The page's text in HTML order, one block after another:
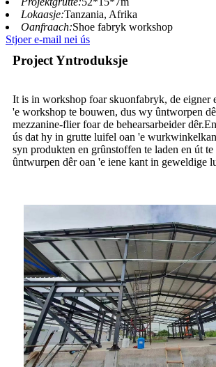
Lokaasje:Tanzania, Afrika
Oanfraach:Shoe fabryk workshop
Stjoer e-mail nei ús
Project Yntroduksje
It is in workshop foar skuonfabryk, de eigner
'e workshop te bouwen, dus wy ûntworpen
mezzanine-flier foar de behearsarbeider
ús dat hy in grutte luifel oan 'e
syn produkten en grûnstoffen te laden en út
ûntwurpen dêr oan 'e iene kant in geweldige